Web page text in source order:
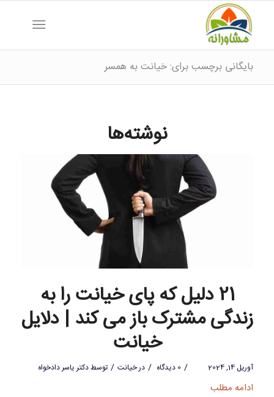
بایگانی برچسب برای: خیانت به همسر
نوشته‌ها
21 دلیل که پای خیانت را به
زندگی مشترک باز می کند | دلایل
خیانت
آوریل 14, 2024 / 0 دیدگاه / درخیانت / توسطدکتر یاسر دادخواه
ادامه مطلب